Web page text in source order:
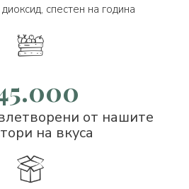
спестен на година
от нашите
на вкуса